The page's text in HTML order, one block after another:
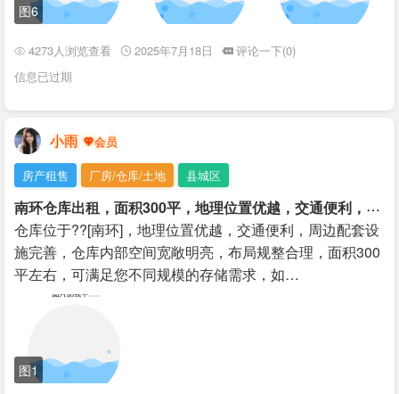
图6
4273人浏览查看 2025年7月18日
评论一下(0)
信息已过期
小雨
房产租售 厂房/仓库/土地 县城区
南
环仓库出租，面积300平，地理位置优越，交通便利，仓库内部空间宽敞明亮，感兴趣电话联系！
仓库位于??[南环]，地理位置优越，交通便利，周边配套设
施完善，仓库内部空间宽敞明亮，布局规整合理，面积300
平左右，可满足您不同规模的存储需求，如…
图1